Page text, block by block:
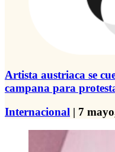
Artista austriaca se
campana para
Internacional | 7